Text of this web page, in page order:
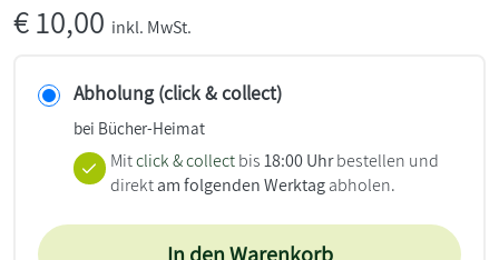
€10,00 inkl. MwSt.
Abholung (click & collect)
bei Bücher-Heimat
Mitclick & collect bis18:00 Uhrbestellen und
direktam folgenden Werktagabholen.